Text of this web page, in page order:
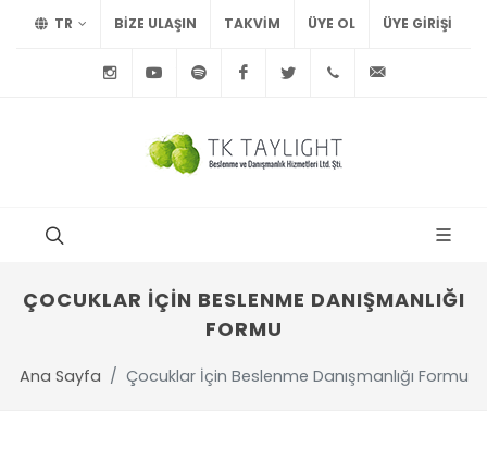
TR BİZE ULAŞIN TAKVİM ÜYE OL ÜYE GIRIŞI
InstagramYoutubeSpotify FacebookTwitter +90
ÇOCUKLAR İÇIN BESLENME DANIŞMANLIĞI
FORMU
Ana Sayfa Çocuklar İçin Beslenme Danışmanlığı Formu